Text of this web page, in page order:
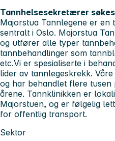
Tannhelsesekretærer
Majorstua Tannlegene er
sentralt i Oslo. Majorstua
og utfører alle typer
tannbehandlinger som
etc.Vi er spesialiserte i
lider av tannlegeskrekk.
og har behandlet flere tusen
årene. Tannklinikken er
Majorstuen, og er følgelig
for offentlig transport.
Sektor